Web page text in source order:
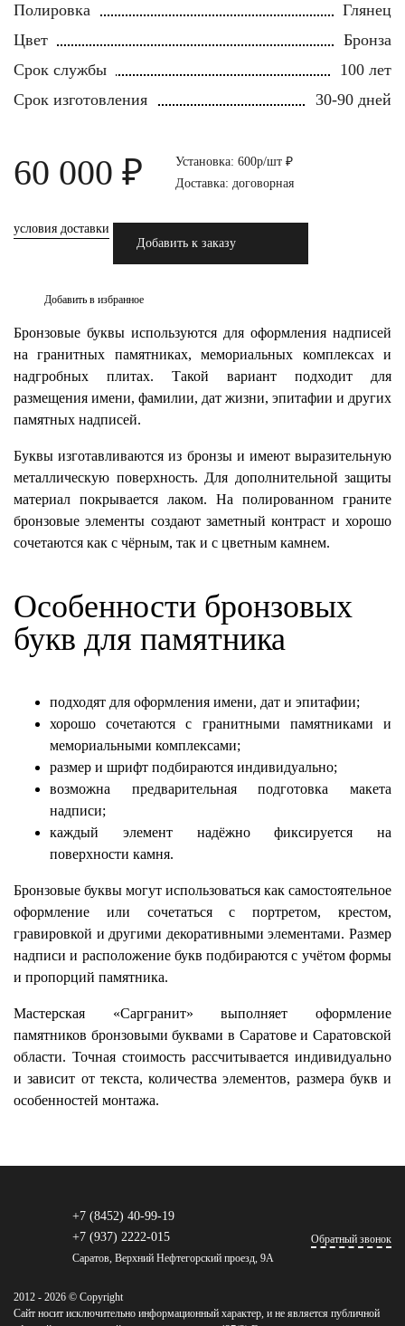
Полировка
Глянец
Цвет
Бронза
Срок службы
100 лет
Срок изготовления
30-90 дней
60 000 ₽
Установка: 600р/шт ₽
Доставка: договорная
условия доставки
Добавить к заказу
Добавить в избранное
Бронзовые буквы используются для оформления надписей
на гранитных памятниках, мемориальных комплексах и
надгробных плитах. Такой вариант подходит для
размещения имени, фамилии, дат жизни, эпитафии и других
памятных надписей.
Буквы изготавливаются из бронзы и имеют выразительную
металлическую поверхность. Для дополнительной защиты
материал покрывается лаком. На полированном граните
бронзовые элементы создают заметный контраст и хорошо
сочетаются как с чёрным, так и с цветным камнем.
Особенности бронзовых
букв для памятника
подходят для оформления имени, дат и эпитафии;
хорошо сочетаются с гранитными памятниками и
мемориальными комплексами;
размер и шрифт подбираются индивидуально;
возможна предварительная подготовка макета
надписи;
каждый элемент надёжно фиксируется на
поверхности камня.
Бронзовые буквы могут использоваться как самостоятельное
оформление или сочетаться с портретом, крестом,
гравировкой и другими декоративными элементами. Размер
надписи и расположение букв подбираются с учётом формы
и пропорций памятника.
Мастерская «Саргранит» выполняет оформление
памятников бронзовыми буквами в Саратове и Саратовской
области. Точная стоимость рассчитывается индивидуально
и зависит от текста, количества элементов, размера букв и
особенностей монтажа.
+7 (8452) 40-99-19
+7 (937) 2222-015
Саратов, Верхний Нефтегорский проезд, 9А
Обратный звонок
2012 - 2026 © Copyright
Сайт носит исключительно информационный характер, и не является публичной